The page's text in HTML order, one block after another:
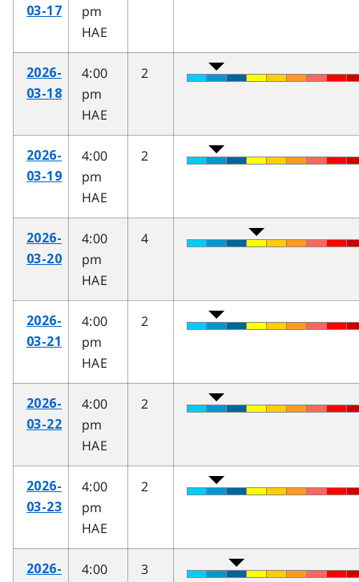
03-17
pm
HAE
2026-
03-18
4:00
pm
HAE
2
2026-
03-19
4:00
pm
HAE
2
2026-
03-20
4:00
pm
HAE
4
2026-
03-21
4:00
pm
HAE
2
2026-
03-22
4:00
pm
HAE
2
2026-
03-23
4:00
pm
HAE
2
2026-
4:00
3